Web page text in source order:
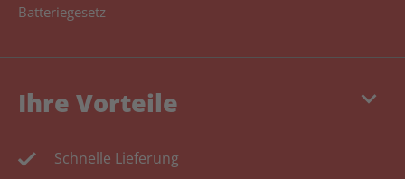
Batteriegesetz
keyboard_arrow_down
Ihre Vorteile
Schnelle Lieferung